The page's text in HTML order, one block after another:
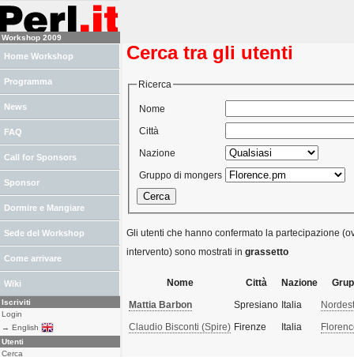
Cerca tra gli utenti
Ricerca
Nome
Città
Nazione
Gruppo di mongers
Gli utenti che hanno confermato la partecipazione
intervento) sono mostrati in grassetto
Nome Città Nazione
Mattia Barbon
Spresiano Italia
Claudio Bisconti (‎Spire‎) Firenze Italia
Workshop 2009
Home Workshop
Programma
News
FAQ
Call for Sponsors
Sponsor
Dormire e Mangiare
Sede del Workshop
Come arrivare
Wiki
Iscriviti
Login
→ English
Utenti
Cerca